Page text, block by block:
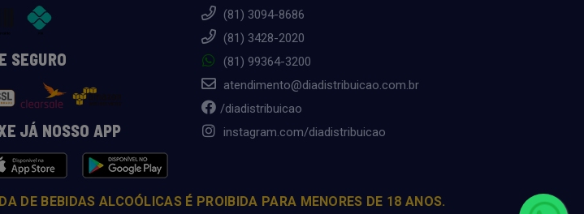
SEGURO
JÁ NOSSO APP
(81) 3094-8686
(81) 3428-2020
(81) 99364-3200
atendimento@diadistribuicao.com.br
/diadistribuicao
instagram.com/diadistribuicao
DE BEBIDAS ALCOÓLICAS É PROIBIDA PARA MENORES DE 18 ANOS.